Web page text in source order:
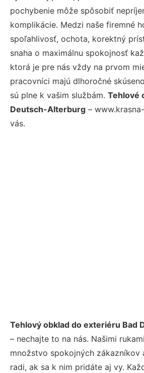
pochybenie môže spôsobiť
komplikácie. Medzi naše firemné
spoľahlivosť, ochota, korektný
snaha o maximálnu spokojnosť
ktorá je pre nás vždy na prvom
pracovníci majú dlhoročné
sú plne k vašim službám. Tehlové
Deutsch-Alterburg –
vás.
Tehlový obklad do exteriéru Bad
– nechajte to na nás. Našimi
množstvo spokojných zákazníkov
radi, ak sa k nim pridáte aj vy.